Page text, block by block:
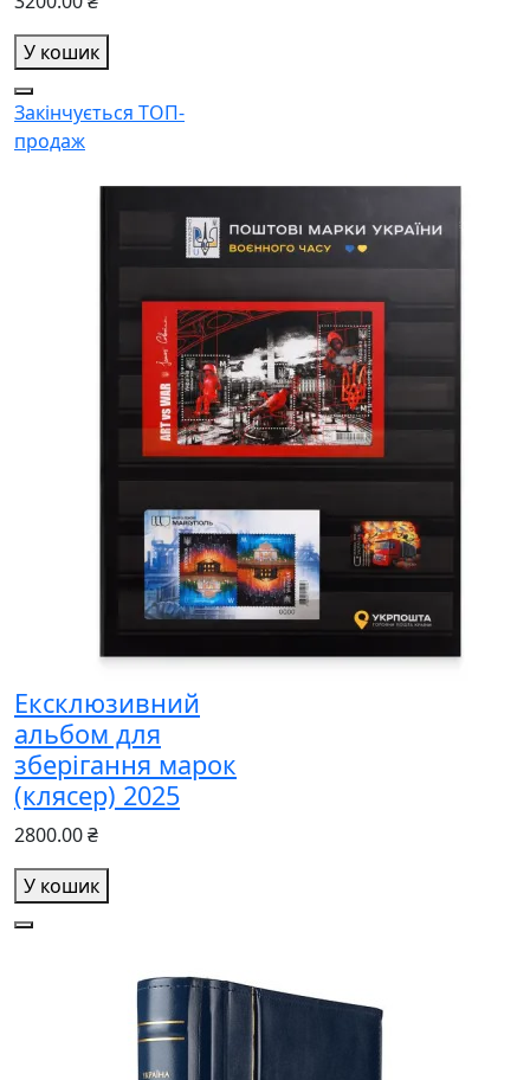
У кошик
Закінчується ТОП-
продаж
Ексклюзивний
альбом для
зберігання марок
(клясер) 2025
2800.00 ₴
У кошик